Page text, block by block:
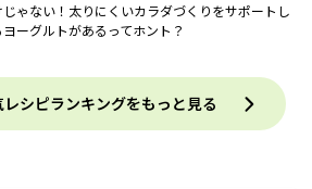
ゃない！太りにくいカラダづくりをサポートし
ーグルトがあるってホント？
シピランキングをもっと見る